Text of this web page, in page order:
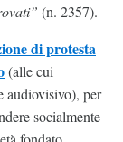
(n. 2357).
di protesta
(alle cui
audiovisivo), per
socialmente